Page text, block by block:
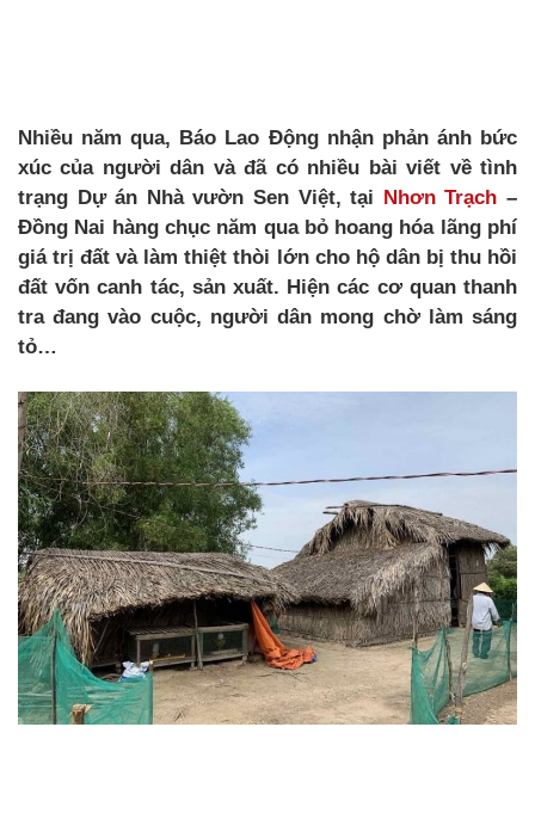
Nhiều năm qua, Báo Lao Động nhận phản ánh bức
xúc của người dân và đã có nhiều bài viết về tình
trạng Dự án Nhà vườn Sen Việt, tại Nhơn Trạch –
Đồng Nai hàng chục năm qua bỏ hoang hóa lãng phí
giá trị đất và làm thiệt thòi lớn cho hộ dân bị thu hồi
đất vốn canh tác, sản xuất. Hiện các cơ quan thanh
tra đang vào cuộc, người dân mong chờ làm sáng
tỏ…